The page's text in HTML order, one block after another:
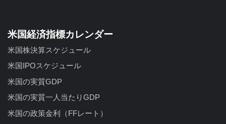
米国経済指標カレンダー
米国株決算スケジュール
米国IPOスケジュール
米国の実質GDP
米国の実質一人当たりGDP
米国の政策金利（FFレート）